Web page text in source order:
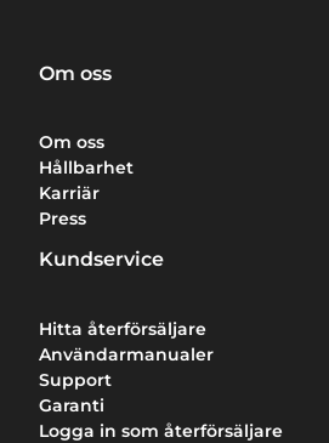
Om oss
Om oss
Hållbarhet
Karriär
Press
Kundservice
Hitta återförsäljare
Användarmanualer
Support
Garanti
Logga in som återförsäljare